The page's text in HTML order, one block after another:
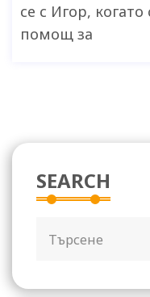
се с Игор,
помощ за
SEARCH